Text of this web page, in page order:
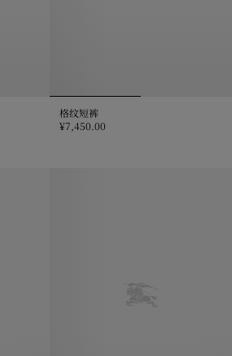
格纹短裤
¥7,450.00